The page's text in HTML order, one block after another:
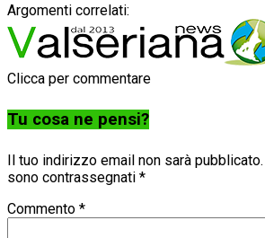
Argomenti correlati:
Clicca per commentare
Tu cosa ne pensi?
Il tuo indirizzo email non sarà pubblicato.
sono contrassegnati *
Commento *